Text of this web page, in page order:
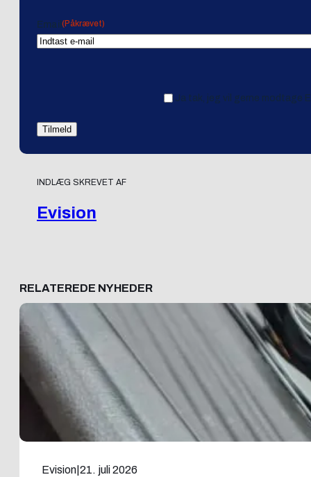
Email (Påkrævet)
Ja tak, jeg vil gerne modtage
INDLÆG SKREVET AF
Evision
RELATEREDE NYHEDER
Evision 21. juli 2026